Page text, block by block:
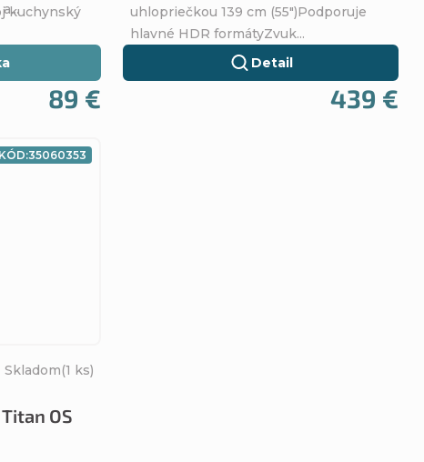
89 €
kuchynský
439 €
Detail
uhlopriečkou 139 cm (55")Podporuje
hlavné HDR formátyZvuk...
OS
Skladom(1 ks)
KÓD:35060353